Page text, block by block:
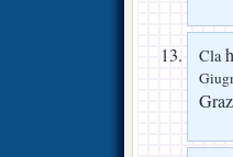
Cla